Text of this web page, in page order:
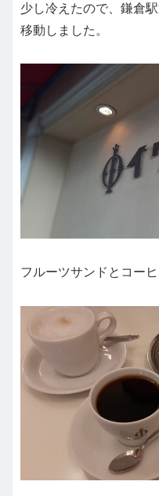
少し冷えたので、鎌倉
移動しました。
フルーツサンドとコー